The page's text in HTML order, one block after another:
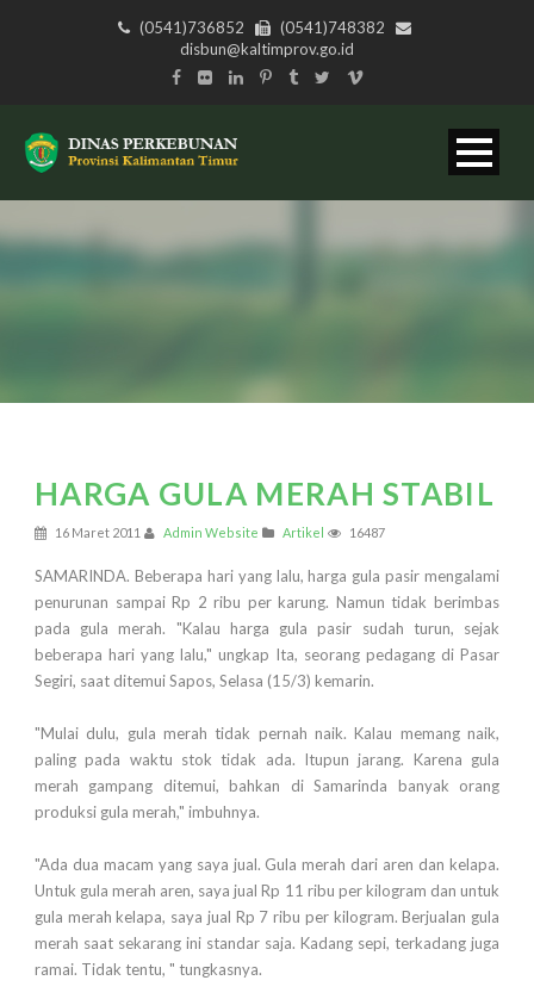
(0541)736852
(0541)748382
disbun@kaltimprov.go.id
HARGA GULA MERAH STABIL
16 Maret 2011 Admin Website Artikel 16487
SAMARINDA. Beberapa hari yang lalu, harga gula pasir mengalami
penurunan sampai Rp 2 ribu per karung. Namun tidak berimbas
pada gula merah. "Kalau harga gula pasir sudah turun, sejak
beberapa hari yang lalu," ungkap Ita, seorang pedagang di Pasar
Segiri, saat ditemui Sapos, Selasa (15/3) kemarin.
"Mulai dulu, gula merah tidak pernah naik. Kalau memang naik,
paling pada waktu stok tidak ada. Itupun jarang. Karena gula
merah gampang ditemui, bahkan di Samarinda banyak orang
produksi gula merah," imbuhnya.
"Ada dua macam yang saya jual. Gula merah dari aren dan kelapa.
Untuk gula merah aren, saya jual Rp 11 ribu per kilogram dan untuk
gula merah kelapa, saya jual Rp 7 ribu per kilogram. Berjualan gula
merah saat sekarang ini standar saja. Kadang sepi, terkadang juga
ramai. Tidak tentu, " tungkasnya.